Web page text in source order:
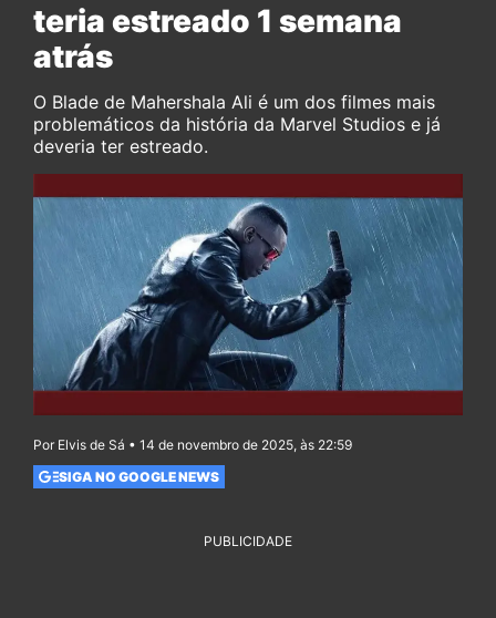
teria estreado 1 semana
atrás
O Blade de Mahershala Ali é um dos filmes mais
problemáticos da história da Marvel Studios e já
deveria ter estreado.
Por Elvis de Sá • 14 de novembro de 2025, às 22:59
SIGA NO GOOGLE NEWS
PUBLICIDADE